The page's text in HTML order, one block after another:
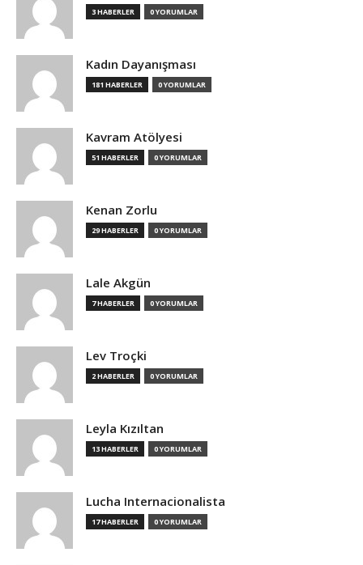
3 HABERLER 0 YORUMLAR
Kadın Dayanışması
181 HABERLER 0 YORUMLAR
Kavram Atölyesi
51 HABERLER 0 YORUMLAR
Kenan Zorlu
29 HABERLER 0 YORUMLAR
Lale Akgün
7 HABERLER 0 YORUMLAR
Lev Troçki
2 HABERLER 0 YORUMLAR
Leyla Kızıltan
13 HABERLER 0 YORUMLAR
Lucha Internacionalista
17 HABERLER 0 YORUMLAR